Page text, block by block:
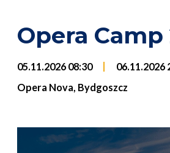
Opera Camp
05.11.2026 08:30
06.11.2026
Opera Nova, Bydgoszcz